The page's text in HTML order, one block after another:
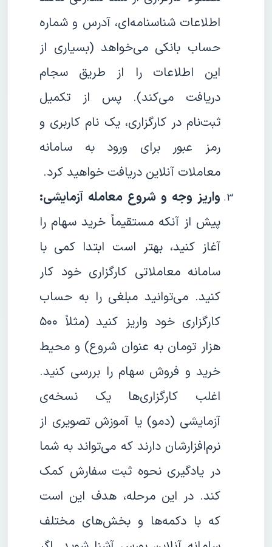
اطلاعات شناسنامه‌ای، آدرس و شماره
حساب بانکی می‌خواهد (بسیاری از
این اطلاعات را از طریق سجام
دریافت می‌کند). پس از تکمیل
ثبت‌نام در کارگزاری، یک نام کاربری و
رمز عبور برای ورود به سامانه
معاملات آنلاین دریافت خواهید کرد.
واریز وجه و شروع معامله آزمایشی:
پیش از آنکه مستقیماً خرید سهام را
آغاز کنید، بهتر است ابتدا کمی با
سامانه معاملاتی کارگزاری خود کار
کنید. می‌توانید مبلغی را به حساب
کارگزاری خود واریز کنید (مثلاً ۵۰۰
هزار تومان به عنوان شروع) و محیط
خرید و فروش سهام را بررسی کنید.
اغلب کارگزاری‌ها یک نسخه‌ی
آزمایشی (دمو) یا آموزش تصویری از
نرم‌افزارشان دارند که می‌تواند به شما
در یادگیری نحوه ثبت سفارش کمک
کند. در این مرحله، هدف این است
که با دکمه‌ها و بخش‌های مختلف